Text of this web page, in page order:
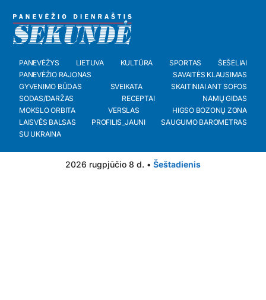
PANEVĖŽYS LIETUVA KULTŪRA SPORTAS
ŠEŠĖLIAI
PANEVĖŽIO RAJONAS
SAVAITĖS KLAUSIMAS
GYVENIMO BŪDAS
SVEIKATA
SKAITINIAI ANT SOFOS
SODAS/DARŽAS
RECEPTAI
NAMŲ GIDAS
MOKSLO ORBITA
VERSLAS
HIGSO BOZONŲ ZONA
LAISVĖS BALSAS
PROFILIS_JAUNI
SAUGUMO BAROMETRAS
SU UKRAINA
2026 rugpjūčio 8 d. • Šeštadienis